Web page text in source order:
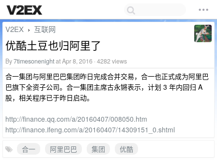
V2EX › 互联网
优酷土豆也归阿里了
By7timesonenightat Apr 8, 2016 · 4282 views
合一集团与阿里巴巴集团昨日完成合并交易，合一也正式成为阿里巴
巴旗下全资子公司。合一集团主席古永锵表示，计划 3 年内回归 A
股，相关程序已于昨日启动。
http://finance.qq.com/a/20160407/008050.htm
http://finance.ifeng.com/a/20160407/14309151_0.shtml
合一
阿里巴巴 集团
优酷